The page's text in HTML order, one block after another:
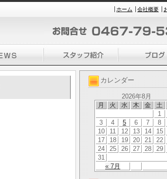
ホーム 会社概要
カレンダー
2026年8月
月
火 水 木 金 土
« 7月
1
3
4 5 6 7 8
10
11 12 13 14 15
17
18 19 20 21 22
24
25 26 27 28 29
31